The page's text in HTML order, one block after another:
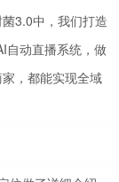
3.0中，我们打造
自动直播系统，做
，都能实现全域